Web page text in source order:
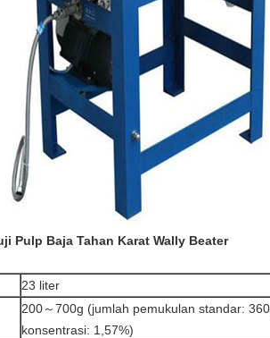
Pulp Baja Tahan Karat Wally Beater
23 liter
200～700g (jumlah pemukulan standar:
konsentrasi: 1,57%)